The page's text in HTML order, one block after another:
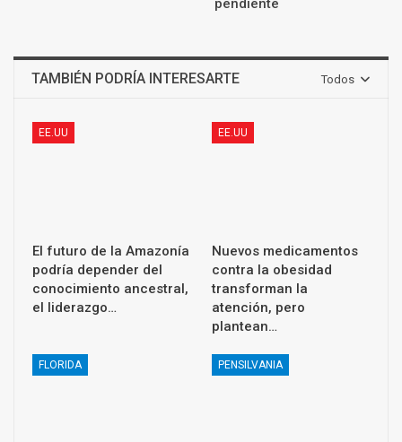
pendiente
Todos
TAMBIÉN PODRÍA INTERESARTE
EE.UU
El futuro de la Amazonía
podría depender del
conocimiento ancestral,
el liderazgo…
EE.UU
Nuevos medicamentos
contra la obesidad
transforman la
atención, pero
plantean…
FLORIDA PENSILVANIA